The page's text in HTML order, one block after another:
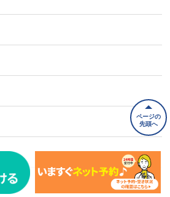
ページの
先頭へ